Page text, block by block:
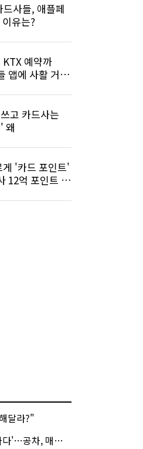
사들, 애플페
유는?
예약까
앱에 사활 거는
고 카드사는
왜
게 '카드 포인트'
12억 포인트 환
달라?"
, 매각 성공할까